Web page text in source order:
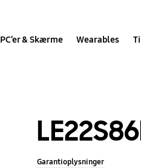
PC’er & Skærme Wearables
Garantioplysninger